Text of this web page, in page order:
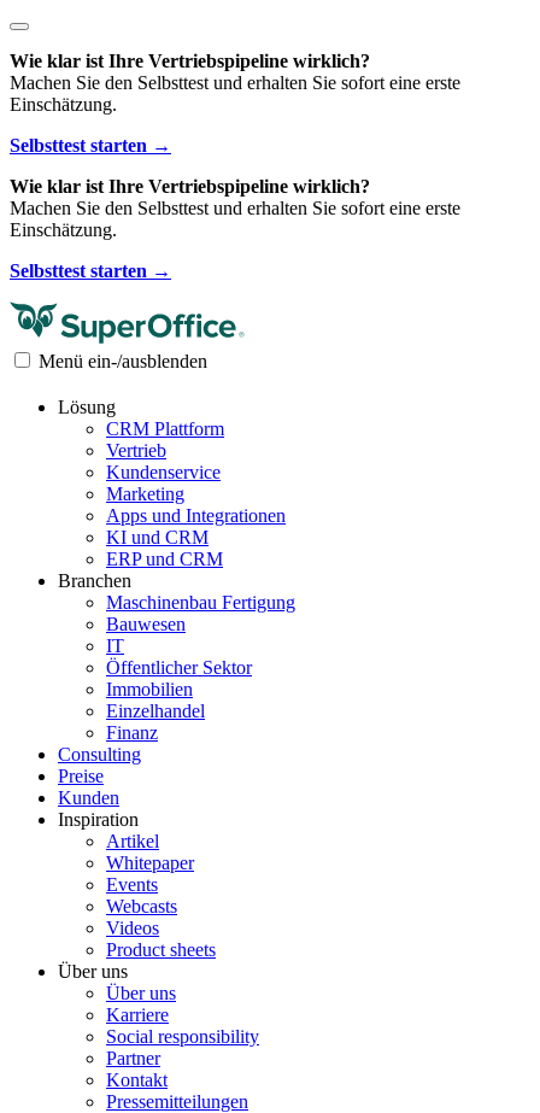
Wie klar ist Ihre Vertriebspipeline wirklich?
Machen Sie den Selbsttest und erhalten Sie sofort eine erste
Einschätzung.
Selbsttest starten →
Wie klar ist Ihre Vertriebspipeline wirklich?
Machen Sie den Selbsttest und erhalten Sie sofort eine erste
Einschätzung.
Selbsttest starten →
Menü ein-/ausblenden
Lösung
CRM Plattform
Vertrieb
Kundenservice
Marketing
Apps und Integrationen
KI und CRM
ERP und CRM
Branchen
Maschinenbau Fertigung
Bauwesen
IT
Öffentlicher Sektor
Immobilien
Einzelhandel
Finanz
Consulting
Preise
Kunden
Inspiration
Artikel
Whitepaper
Events
Webcasts
Videos
Product sheets
Über uns
Über uns
Karriere
Social responsibility
Partner
Kontakt
Pressemitteilungen